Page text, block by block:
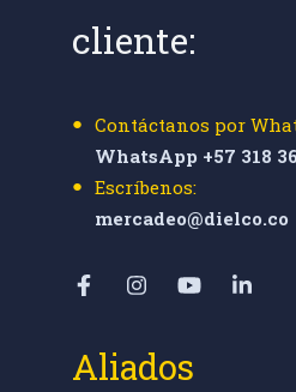
cliente:
Contáctanos por
WhatsApp +57 318
Escríbenos:
mercadeo@dielco.co
Aliados